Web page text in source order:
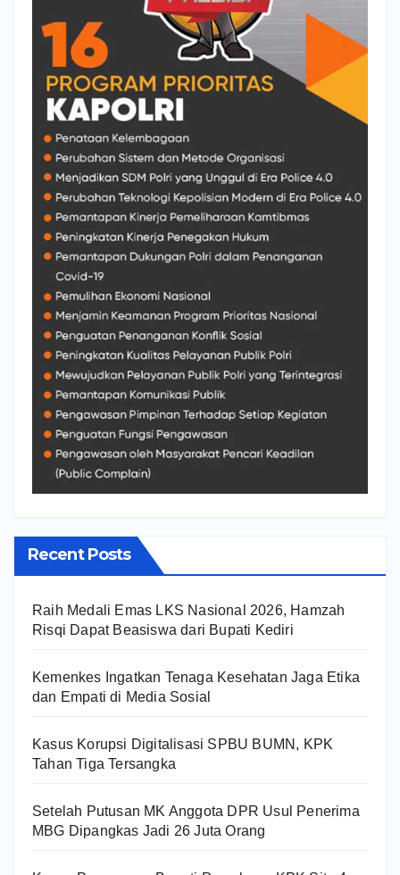
Recent Posts
Raih Medali Emas LKS Nasional 2026, Hamzah
Risqi Dapat Beasiswa dari Bupati Kediri
Kemenkes Ingatkan Tenaga Kesehatan Jaga Etika
dan Empati di Media Sosial
Kasus Korupsi Digitalisasi SPBU BUMN, KPK
Tahan Tiga Tersangka
Setelah Putusan MK Anggota DPR Usul Penerima
MBG Dipangkas Jadi 26 Juta Orang